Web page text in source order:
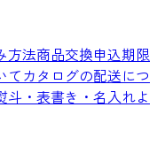
方法商品交換申込期限
てカタログの配送につ
斗・表書き・名入れよ